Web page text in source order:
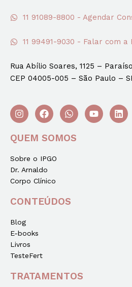
11 91089-8800 - Agendar
11 99491-9030 - Falar com a
Rua Abílio Soares, 1125 – Paraíso
CEP 04005-005 – São Paulo –
QUEM SOMOS
Sobre o IPGO
Dr. Arnaldo
Corpo Clínico
CONTEÚDOS
Blog
E-books
Livros
TesteFert
TRATAMENTOS